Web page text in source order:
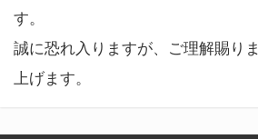
す。
誠に恐れ入りますが、ご理解賜り
上げます。